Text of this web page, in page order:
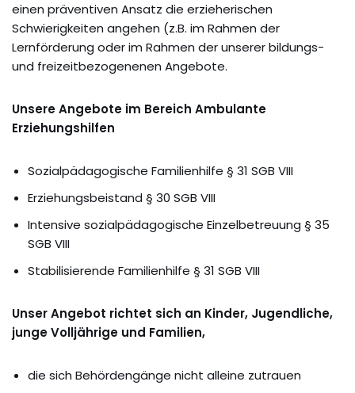
einen präventiven Ansatz die erzieherischen
Schwierigkeiten angehen (z.B. im Rahmen der
Lernförderung oder im Rahmen der unserer bildungs-
und freizeitbezogenenen Angebote.
Unsere Angebote im Bereich Ambulante
Erziehungshilfen
Sozialpädagogische Familienhilfe § 31 SGB VIII
Erziehungsbeistand § 30 SGB VIII
Intensive sozialpädagogische Einzelbetreuung § 35
SGB VIII
Stabilisierende Familienhilfe § 31 SGB VIII
Unser Angebot richtet sich an Kinder, Jugendliche,
junge Volljährige und Familien,
die sich Behördengänge nicht alleine zutrauen